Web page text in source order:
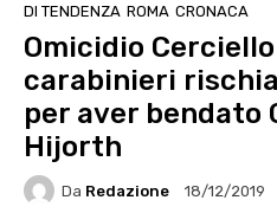
DI TENDENZA ROMA CRONACA
Omicidio
carabinieri
per aver bendato
Hijorth
Da Redazione 18/12/2019